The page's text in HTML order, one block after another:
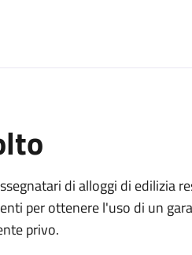
di alloggi di edilizia
per ottenere l'uso di un
privo.